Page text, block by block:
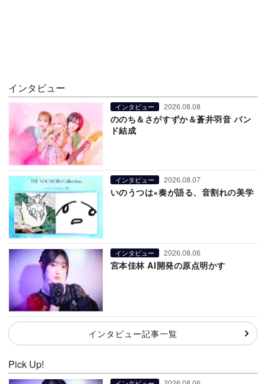
インタビュー
インタビュー 2026.08.08
ののち＆さがすずか＆蒼井羽音 バン
ド結成
インタビュー 2026.08.07
いのうつは×奏が語る、音割れの美学
インタビュー 2026.08.06
宮本佳林 AI開発の原点明かす
インタビュー記事一覧
Pick Up!